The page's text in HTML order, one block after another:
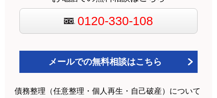
0120-330-108
メールでの無料相談はこちら
債務整理（任意整理・個人再生・自己破産）について